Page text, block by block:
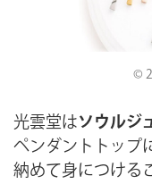
©
光雲堂はソウルジ
ペンダントトップ
納めて身につける